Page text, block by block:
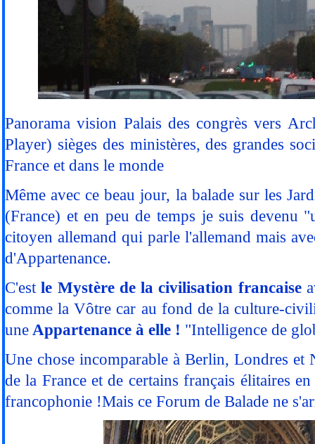
Panorama vision Palais des congrès vers
Player) sièges des ministères, des grandes
France et dans le monde
Même avec ce beau jour, la balade sur les
(France) et en peu de temps je suis devenu
citoyen allemand qui parle l'allemand mais
d'Appartenance.
C'estle Mystère de la civilisation francaise
comme la Vôtre car au fond de la culture-
une Appartenance à elle ! "Intelligence de
Une chose incomparable à Berlin, Londres
de la France et de certains français élitaires
francophonie !Mais ce Forum de Balade ne